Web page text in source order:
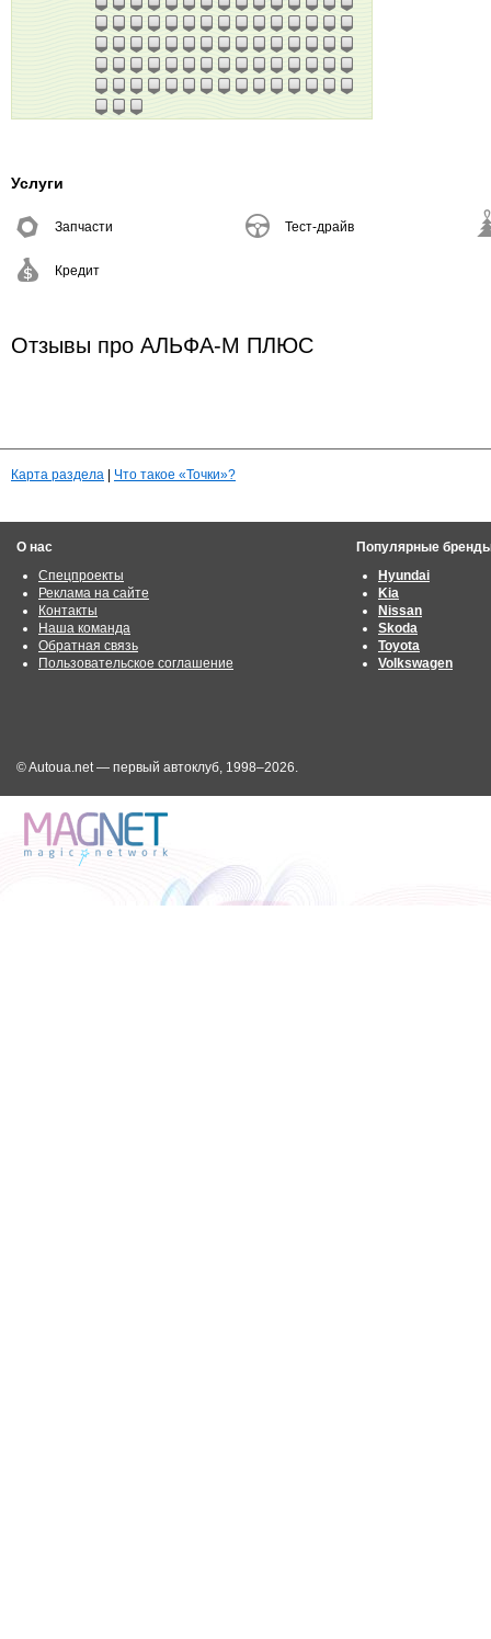
Услуги
Запчасти
Кредит
Тест-драйв
Отзывы про АЛЬФА-М ПЛЮС
Карта раздела Что такое «Точки»?
О нас
Спецпроекты
Реклама на сайте
Контакты
Наша команда
Обратная связь
Пользовательское соглашение
Популярные
Hyundai
Kia
Nissan
Skoda
Toyota
Volkswagen
© Autoua.net — первый автоклуб, 1998–2026.